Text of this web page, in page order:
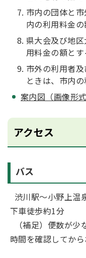
市内の団体と
内の利用料金の
県大会及び地
用料金の額とす
市外の利用者
ときは、市内
案内図（画像形
アクセス
バス
渋川駅～小野上温
下車徒歩約1分
（補足）便数が少
時間を確認してから